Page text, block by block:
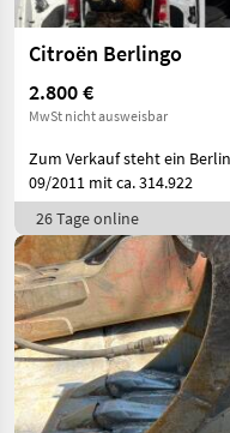
Citroën Berlingo
2.800 €
MwSt nicht ausweisbar
Zum Verkauf steht ein
09/2011 mit ca. 314.922
26 Tage online